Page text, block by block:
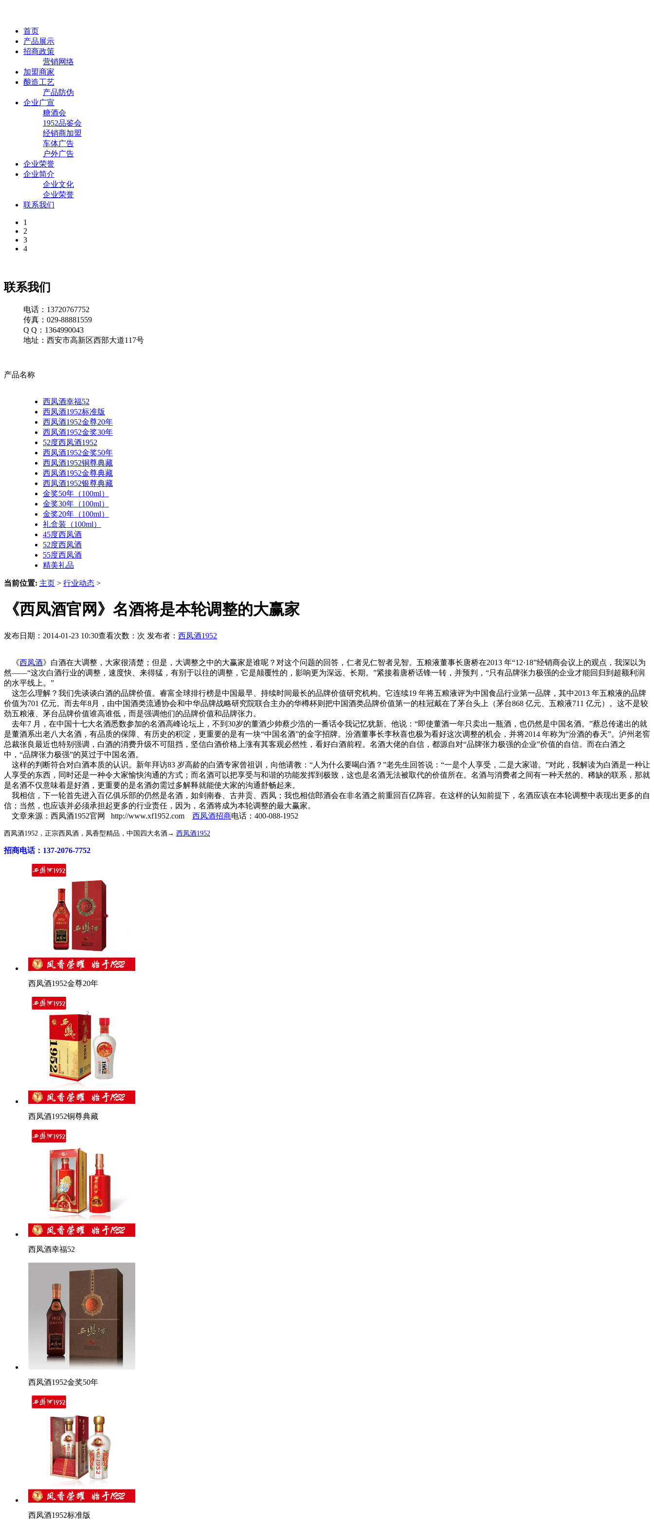
首页
产品展示
招商政策
营销网络
加盟商家
酿造工艺
产品防伪
企业广宣
糖酒会
1952品鉴会
经销商加盟
车体广告
户外广告
企业荣誉
企业简介
企业文化
企业荣誉
联系我们
1
2
3
4
联系我们
电话：13720767752
传真：029-88881559
Q Q：1364990043
地址：西安市高新区西部大道117号
产品名称
西凤酒幸福52
西凤酒1952标准版
西凤酒1952金尊20年
西凤酒1952金奖30年
52度西凤酒1952
西凤酒1952金奖50年
西凤酒1952铜尊典藏
西凤酒1952金尊典藏
西凤酒1952银尊典藏
金奖50年（100ml）
金奖30年（100ml）
金奖20年（100ml）
礼盒装（100ml）
45度西凤酒
52度西凤酒
55度西凤酒
精美礼品
当前位置: 主页 > 行业动态 >
《西凤酒官网》名酒将是本轮调整的大赢家
发布日期：2014-01-23 10:30查看次数： 次 发布者： 西凤酒1952
《西凤酒》白酒在大调整，大家很清楚；但是，大调整之中的大赢家是谁呢？对这个问题的回答，仁者见仁智者见智。五粮液董事长唐桥在2013 年“12·18”经销商会议上的观点，我深以为
然——“这次白酒行业的调整，速度快、来得猛，有别于以往的调整，它是颠覆性的，影响更为深远、长期。”紧接着唐桥话锋一转，并预判，“只有品牌张力极强的企业才能回归到超额利润
的水平线上。”
这怎么理解？我们先谈谈白酒的品牌价值。睿富全球排行榜是中国最早、持续时间最长的品牌价值研究机构。它连续19 年将五粮液评为中国食品行业第一品牌，其中2013 年五粮液的品牌
价值为701 亿元。而去年8月，由中国酒类流通协会和中华品牌战略研究院联合主办的华樽杯则把中国酒类品牌价值第一的桂冠戴在了茅台头上（茅台868 亿元、五粮液711 亿元）。这不是较
劲五粮液、茅台品牌价值谁高谁低，而是强调他们的品牌价值和品牌张力。
去年7 月，在中国十七大名酒悉数参加的名酒高峰论坛上，不到30岁的董酒少帅蔡少浩的一番话令我记忆犹新。他说：“即使董酒一年只卖出一瓶酒，也仍然是中国名酒。”蔡总传递出的就
是董酒系出老八大名酒，有品质的保障、有历史的积淀，更重要的是有一块“中国名酒”的金字招牌。汾酒董事长李秋喜也极为看好这次调整的机会，并将2014 年称为“汾酒的春天”。泸州老窖
总裁张良最近也特别强调，白酒的消费升级不可阻挡，坚信白酒价格上涨有其客观必然性，看好白酒前程。名酒大佬的自信，都源自对“品牌张力极强的企业”价值的自信。而在白酒之
中，“品牌张力极强”的莫过于中国名酒。
这样的判断符合对白酒本质的认识。新年拜访83 岁高龄的白酒专家曾祖训，向他请教：“人为什么要喝白酒？”老先生回答说：“一是个人享受，二是大家谐。”对此，我解读为白酒是一种让
人享受的东西，同时还是一种令大家愉快沟通的方式；而名酒可以把享受与和谐的功能发挥到极致，这也是名酒无法被取代的价值所在。名酒与消费者之间有一种天然的、稀缺的联系，那就
是名酒不仅意味着是好酒，更重要的是名酒勿需过多解释就能使大家的沟通舒畅起来。
我相信，下一轮首先进入百亿俱乐部的仍然是名酒，如剑南春、古井贡、西凤；我也相信郎酒会在非名酒之前重回百亿阵容。在这样的认知前提下，名酒应该在本轮调整中表现出更多的自
信；当然，也应该并必须承担起更多的行业责任，因为，名酒将成为本轮调整的最大赢家。
文章来源：西凤酒1952官网 http://www.xf1952.com 西凤酒招商电话：400-088-1952
西凤酒1952，正宗西凤酒，凤香型精品，中国四大名酒→ 西凤酒1952
招商电话：137-2076-7752
西凤酒1952金尊20年
西凤酒1952铜尊典藏
西凤酒幸福52
西凤酒1952金奖50年
西凤酒1952标准版